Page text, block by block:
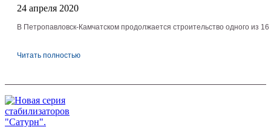
24 апреля 2020
В Петропавловск-Камчатском продолжается строительство одного
Читать полностью